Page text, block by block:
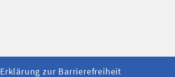
Erklärung zur Barrierefreiheit